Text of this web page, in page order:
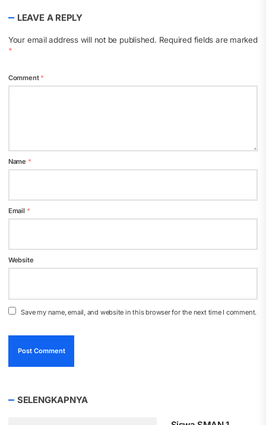
LEAVE A REPLY
Your email address will not be published. Required fields are marked
*
Comment *
Name *
Email *
Website
Save my name, email, and website in this browser for the next time I comment.
SELENGKAPNYA